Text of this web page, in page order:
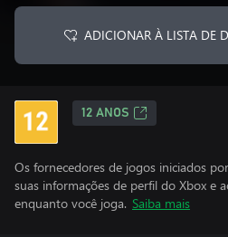
ADICIONAR À LISTA DE
12 ANOS
Os fornecedores de jogos iniciados
suas informações de perfil do Xbox e
enquanto você joga. Saiba mais